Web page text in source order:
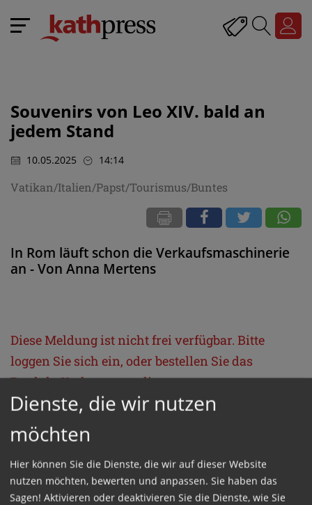
Souvenirs von Leo XIV. bald an
jedem Stand
10.05.2025 14:14
Vatikan/Italien/Papst/Tourismus/Buntes
In Rom läuft schon die Verkaufsmaschinerie
an - Von Anna Mertens
Diese Meldung ist nicht frei verfügbar. Bitte
loggen Sie sich ein, oder bestellen Sie das
ProduktKathpress_online.
GESCHÜTZTER BEREICH
Bitte melden Sie sich mit Ihrem Benutzernamen
und Passwort an.
Dienste, die wir nutzen
möchten
Hier können Sie die Dienste, die wir auf dieser Website
nutzen möchten, bewerten und anpassen. Sie haben das
Sagen! Aktivieren oder deaktivieren Sie die Dienste, wie Sie